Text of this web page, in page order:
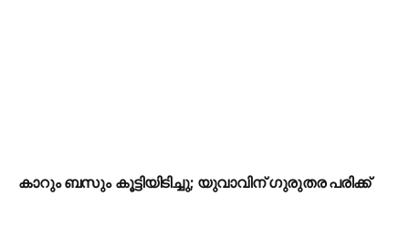
കാറും ബസും കൂട്ടിയിടിച്ചു; യുവാവിന് ഗുരുതര പരിക്ക്